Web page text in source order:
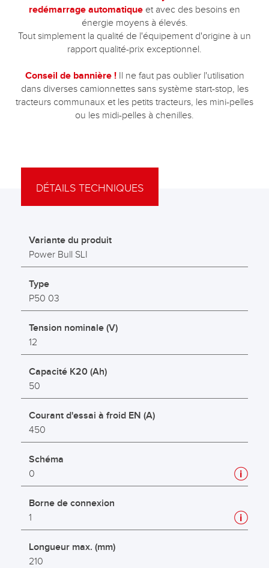
redémarrage automatique et avec des besoins en
énergie moyens à élevés.
Tout simplement la qualité de l'équipement d'origine à un
rapport qualité-prix exceptionnel.
Conseil de bannière !Il ne faut pas oublier l'utilisation
dans diverses camionnettes sans système start-stop, les
tracteurs communaux et les petits tracteurs, les mini-pelles
ou les midi-pelles à chenilles.
DÉTAILS TECHNIQUES
Variante du produit
Power Bull SLI
Type
P50 03
Tension nominale (V)
12
Capacité K20 (Ah)
50
Courant d'essai à froid EN (A)
450
Schéma
0
Borne de connexion
1
Longueur max. (mm)
210